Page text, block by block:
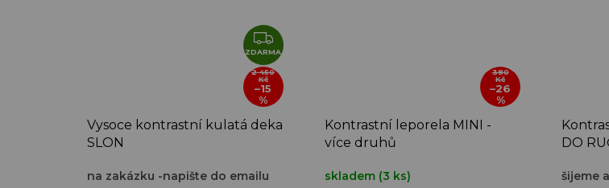
Z
D
A
R
A
ZDARMA
2 450
Kč
–15
%
Vysoce kontrastní kulatá deka
SLON
na zakázku -napište do emailu
380
Kč
–26
%
Kontrastní leporela MINI -
více druhů
skladem (3 ks)
DO
šijeme